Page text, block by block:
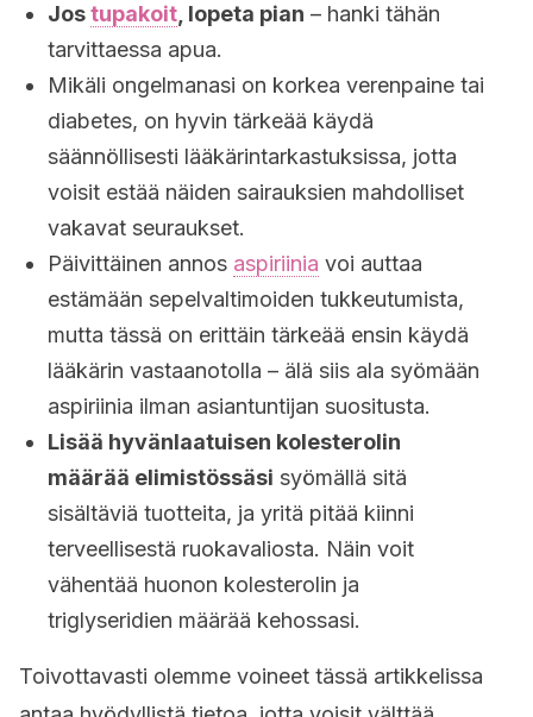
Jostupakoit , lopeta pian – hanki tähän
tarvittaessa apua.
Mikäli ongelmanasi on korkea verenpaine tai
diabetes, on hyvin tärkeää käydä
säännöllisesti lääkärintarkastuksissa, jotta
voisit estää näiden sairauksien mahdolliset
vakavat seuraukset.
Päivittäinen annos aspiriinia voi auttaa
estämään sepelvaltimoiden tukkeutumista,
mutta tässä on erittäin tärkeää ensin käydä
lääkärin vastaanotolla – älä siis ala syömään
aspiriinia ilman asiantuntijan suositusta.
Lisää hyvänlaatuisen kolesterolin
määrää elimistössäsi syömällä sitä
sisältäviä tuotteita, ja yritä pitää kiinni
terveellisestä ruokavaliosta. Näin voit
vähentää huonon kolesterolin ja
triglyseridien määrää kehossasi.
Toivottavasti olemme voineet tässä artikkelissa